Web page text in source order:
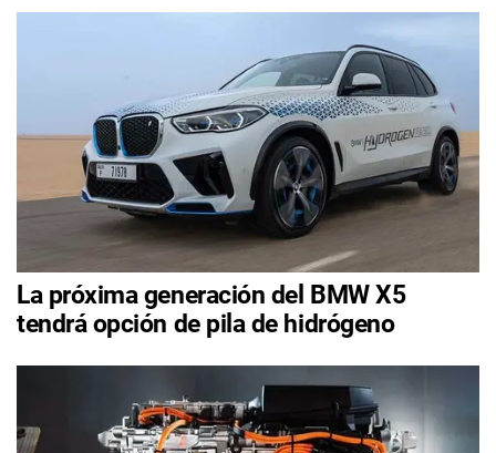
La próxima generación del BMW X5
tendrá opción de pila de hidrógeno